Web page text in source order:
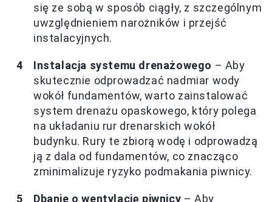
się ze sobą w sposób ciągły, z szczególnym
uwzględnieniem narożników i przejść
instalacyjnych.
Instalacja systemu drenażowego – Aby
skutecznie odprowadzać nadmiar wody
wokół fundamentów, warto zainstalować
system drenażu opaskowego, który polega
na układaniu rur drenarskich wokół
budynku. Rury te zbiorą wodę i odprowadzą
ją z dala od fundamentów, co znacząco
zminimalizuje ryzyko podmakania piwnicy.
Dbanie o wentylację piwnicy – Aby